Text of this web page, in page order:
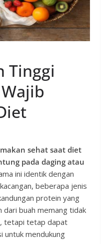
Tinggi
sehat saat diet
pada daging atau
ini identik dengan
beberapa jenis
protein yang
buah memang tidak
tetapi tetap dapat
untuk mendukung